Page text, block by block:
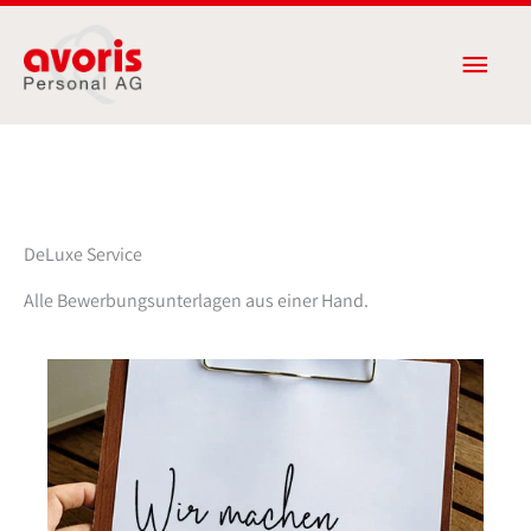
Inhalt
springen
DeLuxe Service
Alle Bewerbungsunterlagen aus einer Hand.